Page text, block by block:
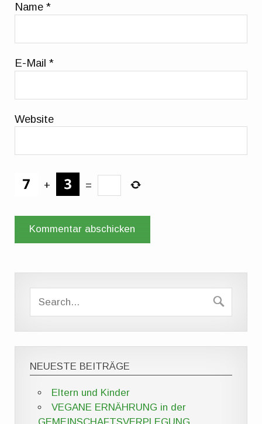
Name*
E-Mail*
Website
+ =
NEUESTE BEITRÄGE
Eltern und Kinder
VEGANE ERNÄHRUNG in der